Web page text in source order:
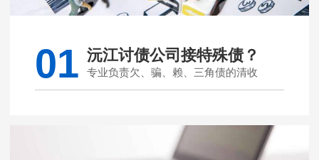
01 沅江讨债公司接特殊债？
专业负责欠、骗、赖、三角债的清收